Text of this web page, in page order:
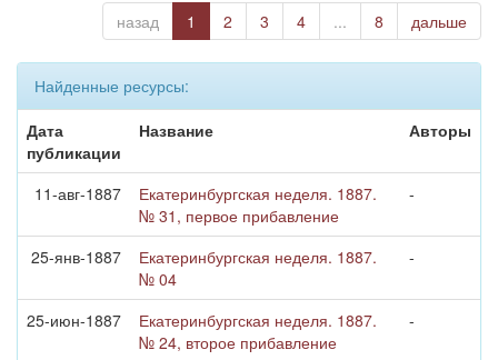
назад 1 2 3 4 ... 8 дальше
Найденные ресурсы:
Дата
публикации
Название Авторы
11-авг-1887
Екатеринбургская неделя. 1887.
№ 31, первое прибавление
-
25-янв-1887
Екатеринбургская неделя. 1887.
№ 04
-
25-июн-1887
Екатеринбургская неделя. 1887.
№ 24, второе прибавление
-